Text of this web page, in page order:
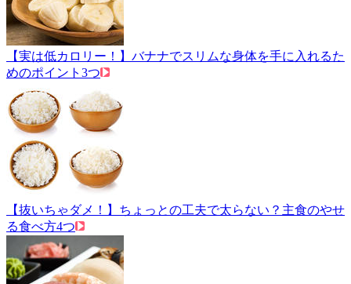
【実は低カロリー！】バナナでスリムな身体を手に入れるた
めのポイント3つ
【抜いちゃダメ！】ちょっとの工夫で太らない？主食のやせ
る食べ方4つ